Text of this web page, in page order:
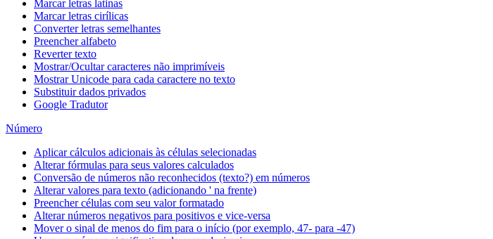
Marcar letras latinas
Marcar letras cirílicas
Converter letras semelhantes
Preencher alfabeto
Reverter texto
Mostrar/Ocultar caracteres não imprimíveis
Mostrar Unicode para cada caractere no texto
Substituir dados privados
Google Tradutor
Número
Aplicar cálculos adicionais às células selecionadas
Alterar fórmulas para seus valores calculados
Conversão de números não reconhecidos (texto?) em números
Alterar valores para texto (adicionando ' na frente)
Preencher células com seu valor formatado
Alterar números negativos para positivos e vice-versa
Mover o sinal de menos do fim para o início (por exemplo, 47- para -47)